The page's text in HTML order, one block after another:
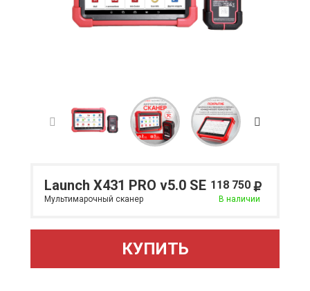
Launch X431 PRO v5.0 SE
Мультимарочный сканер
118 750
В наличии
КУПИТЬ